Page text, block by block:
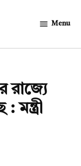
Menu
রাজ্যে
মন্ত্রী